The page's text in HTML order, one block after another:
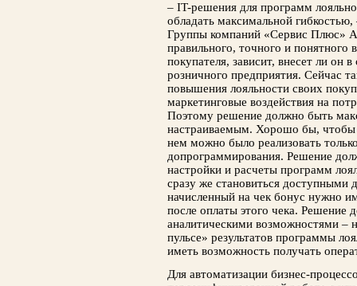
– IT-решения для программ
обладать максимальной
Группы компаний «Сервис Плюс»
правильного, точного и
покупателя, зависит, внесет ли
розничного предприятия. Сейчас
повышения лояльности своих
маркетинговые воздействия на
Поэтому решение должно быть
настраиваемым. Хорошо бы, чтобы
нем можно было реализовать
допрограммирования. Решение
настройки и расчеты программ
сразу же становиться доступными
начисленный на чек бонус нужно
после оплаты этого чека. Решение
аналитическими возможностями –
пульсе» результатов программы
иметь возможность получать
Для автоматизации бизнес-